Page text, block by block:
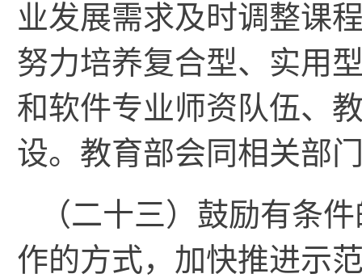
业发展需求及时调整课
努力培养复合型、实用
和软件专业师资队伍、
设。教育部会同相关部
（二十三）鼓励有条
作的方式，加快推进示